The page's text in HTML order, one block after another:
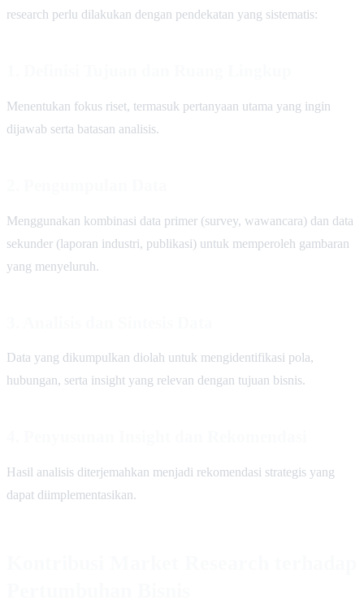
research perlu dilakukan dengan pendekatan yang sistematis:
Menentukan fokus riset, termasuk pertanyaan utama yang ingin
dijawab serta batasan analisis.
Menggunakan kombinasi data primer (survey, wawancara) dan data
sekunder (laporan industri, publikasi) untuk memperoleh gambaran
yang menyeluruh.
Data yang dikumpulkan diolah untuk mengidentifikasi pola,
hubungan, serta insight yang relevan dengan tujuan bisnis.
Hasil analisis diterjemahkan menjadi rekomendasi strategis yang
dapat diimplementasikan.